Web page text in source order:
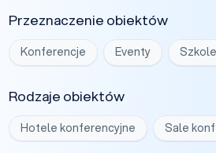
Przeznaczenie obiektów
Konferencje Eventy
Rodzaje obiektów
Hotele konferencyjne Sale